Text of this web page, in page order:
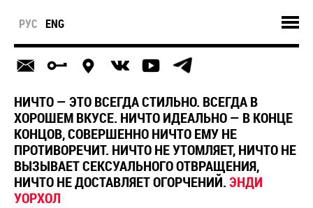
РУС ENG
НИЧТО — ЭТО ВСЕГДА СТИЛЬНО. ВСЕГДА В
ХОРОШЕМ ВКУСЕ. НИЧТО ИДЕАЛЬНО — В КОНЦЕ
КОНЦОВ, СОВЕРШЕННО НИЧТО ЕМУ НЕ
ПРОТИВОРЕЧИТ. НИЧТО НЕ УТОМЛЯЕТ, НИЧТО НЕ
ВЫЗЫВАЕТ СЕКСУАЛЬНОГО ОТВРАЩЕНИЯ,
НИЧТО НЕ ДОСТАВЛЯЕТ ОГОРЧЕНИЙ.ЭНДИ
УОРХОЛ